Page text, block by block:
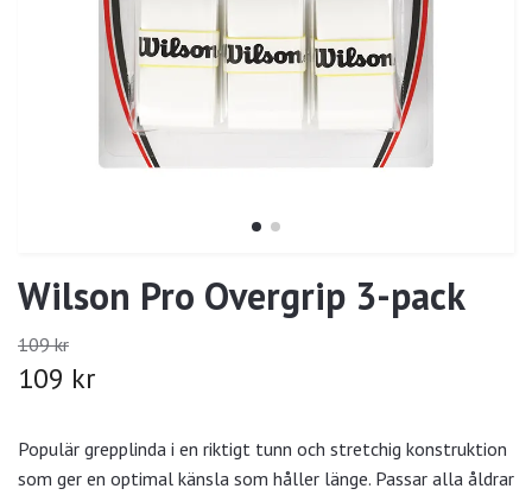
Wilson Pro Overgrip 3-pack
109 kr
109 kr
Populär grepplinda i en riktigt tunn och stretchig konstruktion
som ger en optimal känsla som håller länge. Passar alla åldrar